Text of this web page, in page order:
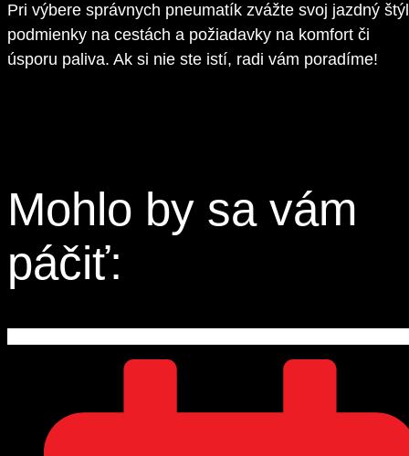
Pri výbere správnych pneumatík zvážte svoj jazdný
podmienky na cestách a požiadavky na komfort či
úsporu paliva. Ak si nie ste istí, radi vám poradíme!
Mohlo by sa vám
páčiť: